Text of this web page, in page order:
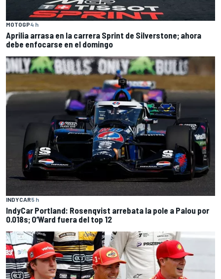
MOTOGP4 h
Aprilia arrasa en la carrera Sprint de Silverstone; ahora
debe enfocarse en el domingo
INDYCAR5 h
IndyCar Portland: Rosenqvist arrebata la pole a Palou por
0.018s; O’Ward fuera del top 12